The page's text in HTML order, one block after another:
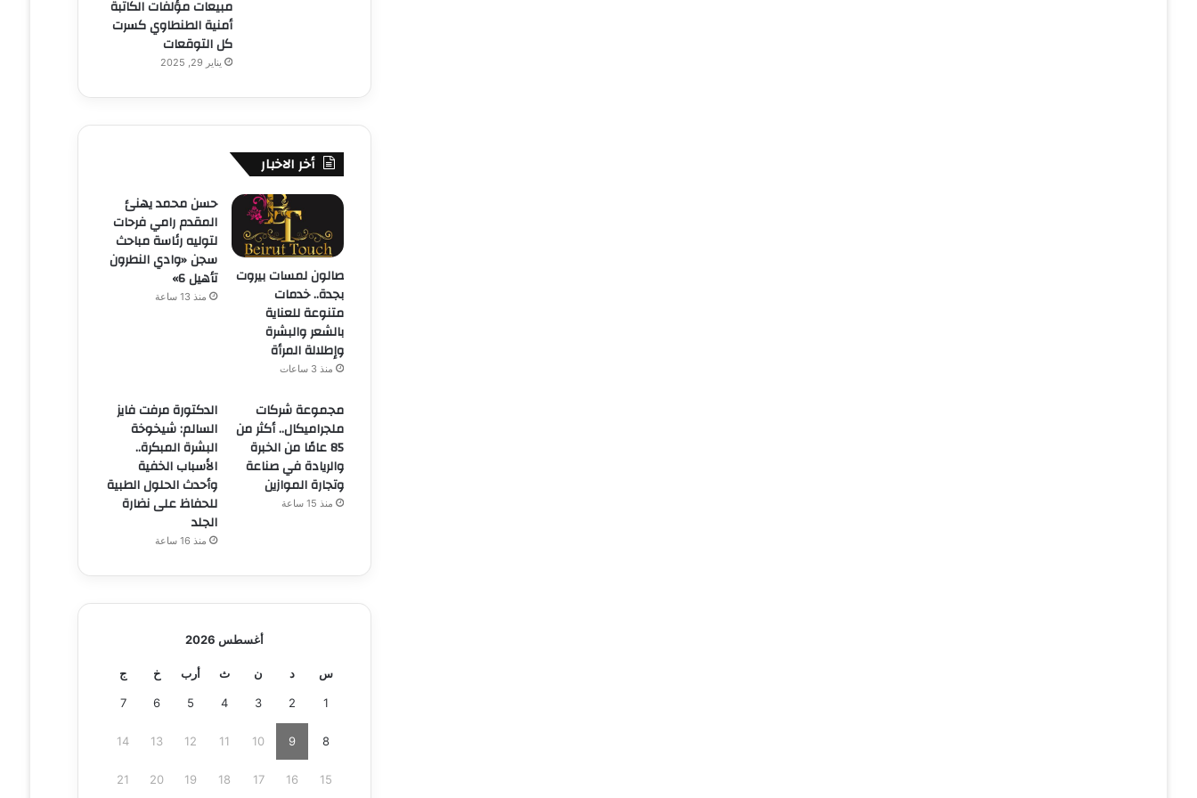
مبيعات مؤلفات الكاتبة
أمنية الطنطاوي كسرت
كل التوقعات
يناير 29, 2025
أخر الاخبار
صالون لمسات بيروت
بجدة.. خدمات
متنوعة للعناية
بالشعر والبشرة
وإطلالة المرأة
منذ 3 ساعات
حسن محمد يهنئ
المقدم رامي فرحات
لتوليه رئاسة مباحث
سجن «وادي النطرون
تأهيل 6»
منذ 13 ساعة
مجموعة شركات
ملجراميكال.. أكثر من
85 عامًا من الخبرة
والريادة في صناعة
وتجارة الموازين
منذ 15 ساعة
الدكتورة مرفت فايز
السالم: شيخوخة
البشرة المبكرة..
الأسباب الخفية
وأحدث الحلول الطبية
للحفاظ على نضارة
الجلد
منذ 16 ساعة
أغسطس 2026
س د ن ث أرب خ ج
1
2
3
4
5
6
7
8
9
10
11
12
13
14
15
16
17
18
19
20
21